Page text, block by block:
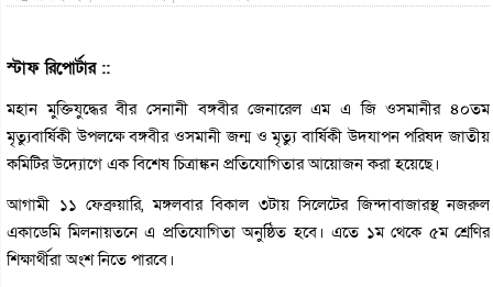
স্টাফ রিপোর্টার ::
মহান মুক্তিযুদ্ধের বীর সেনানী বঙ্গবীর জেনারেল এম এ জি ওসমানীর ৪০তম
মৃত্যুবার্ষিকী উপলক্ষে বঙ্গবীর ওসমানী জন্ম ও মৃত্যু বার্ষিকী উদযাপন পরিষদ জাতীয়
কমিটির উদ্যোগে এক বিশেষ চিত্রাঙ্কন প্রতিযোগিতার আয়োজন করা হয়েছে।
আগামী ১১ ফেব্রুয়ারি, মঙ্গলবার বিকাল ৩টায় সিলেটের জিন্দাবাজারস্থ নজরুল
একাডেমি মিলনায়তনে এ প্রতিযোগিতা অনুষ্ঠিত হবে। এতে ১ম থেকে ৫ম শ্রেণির
শিক্ষার্থীরা অংশ নিতে পারবে।